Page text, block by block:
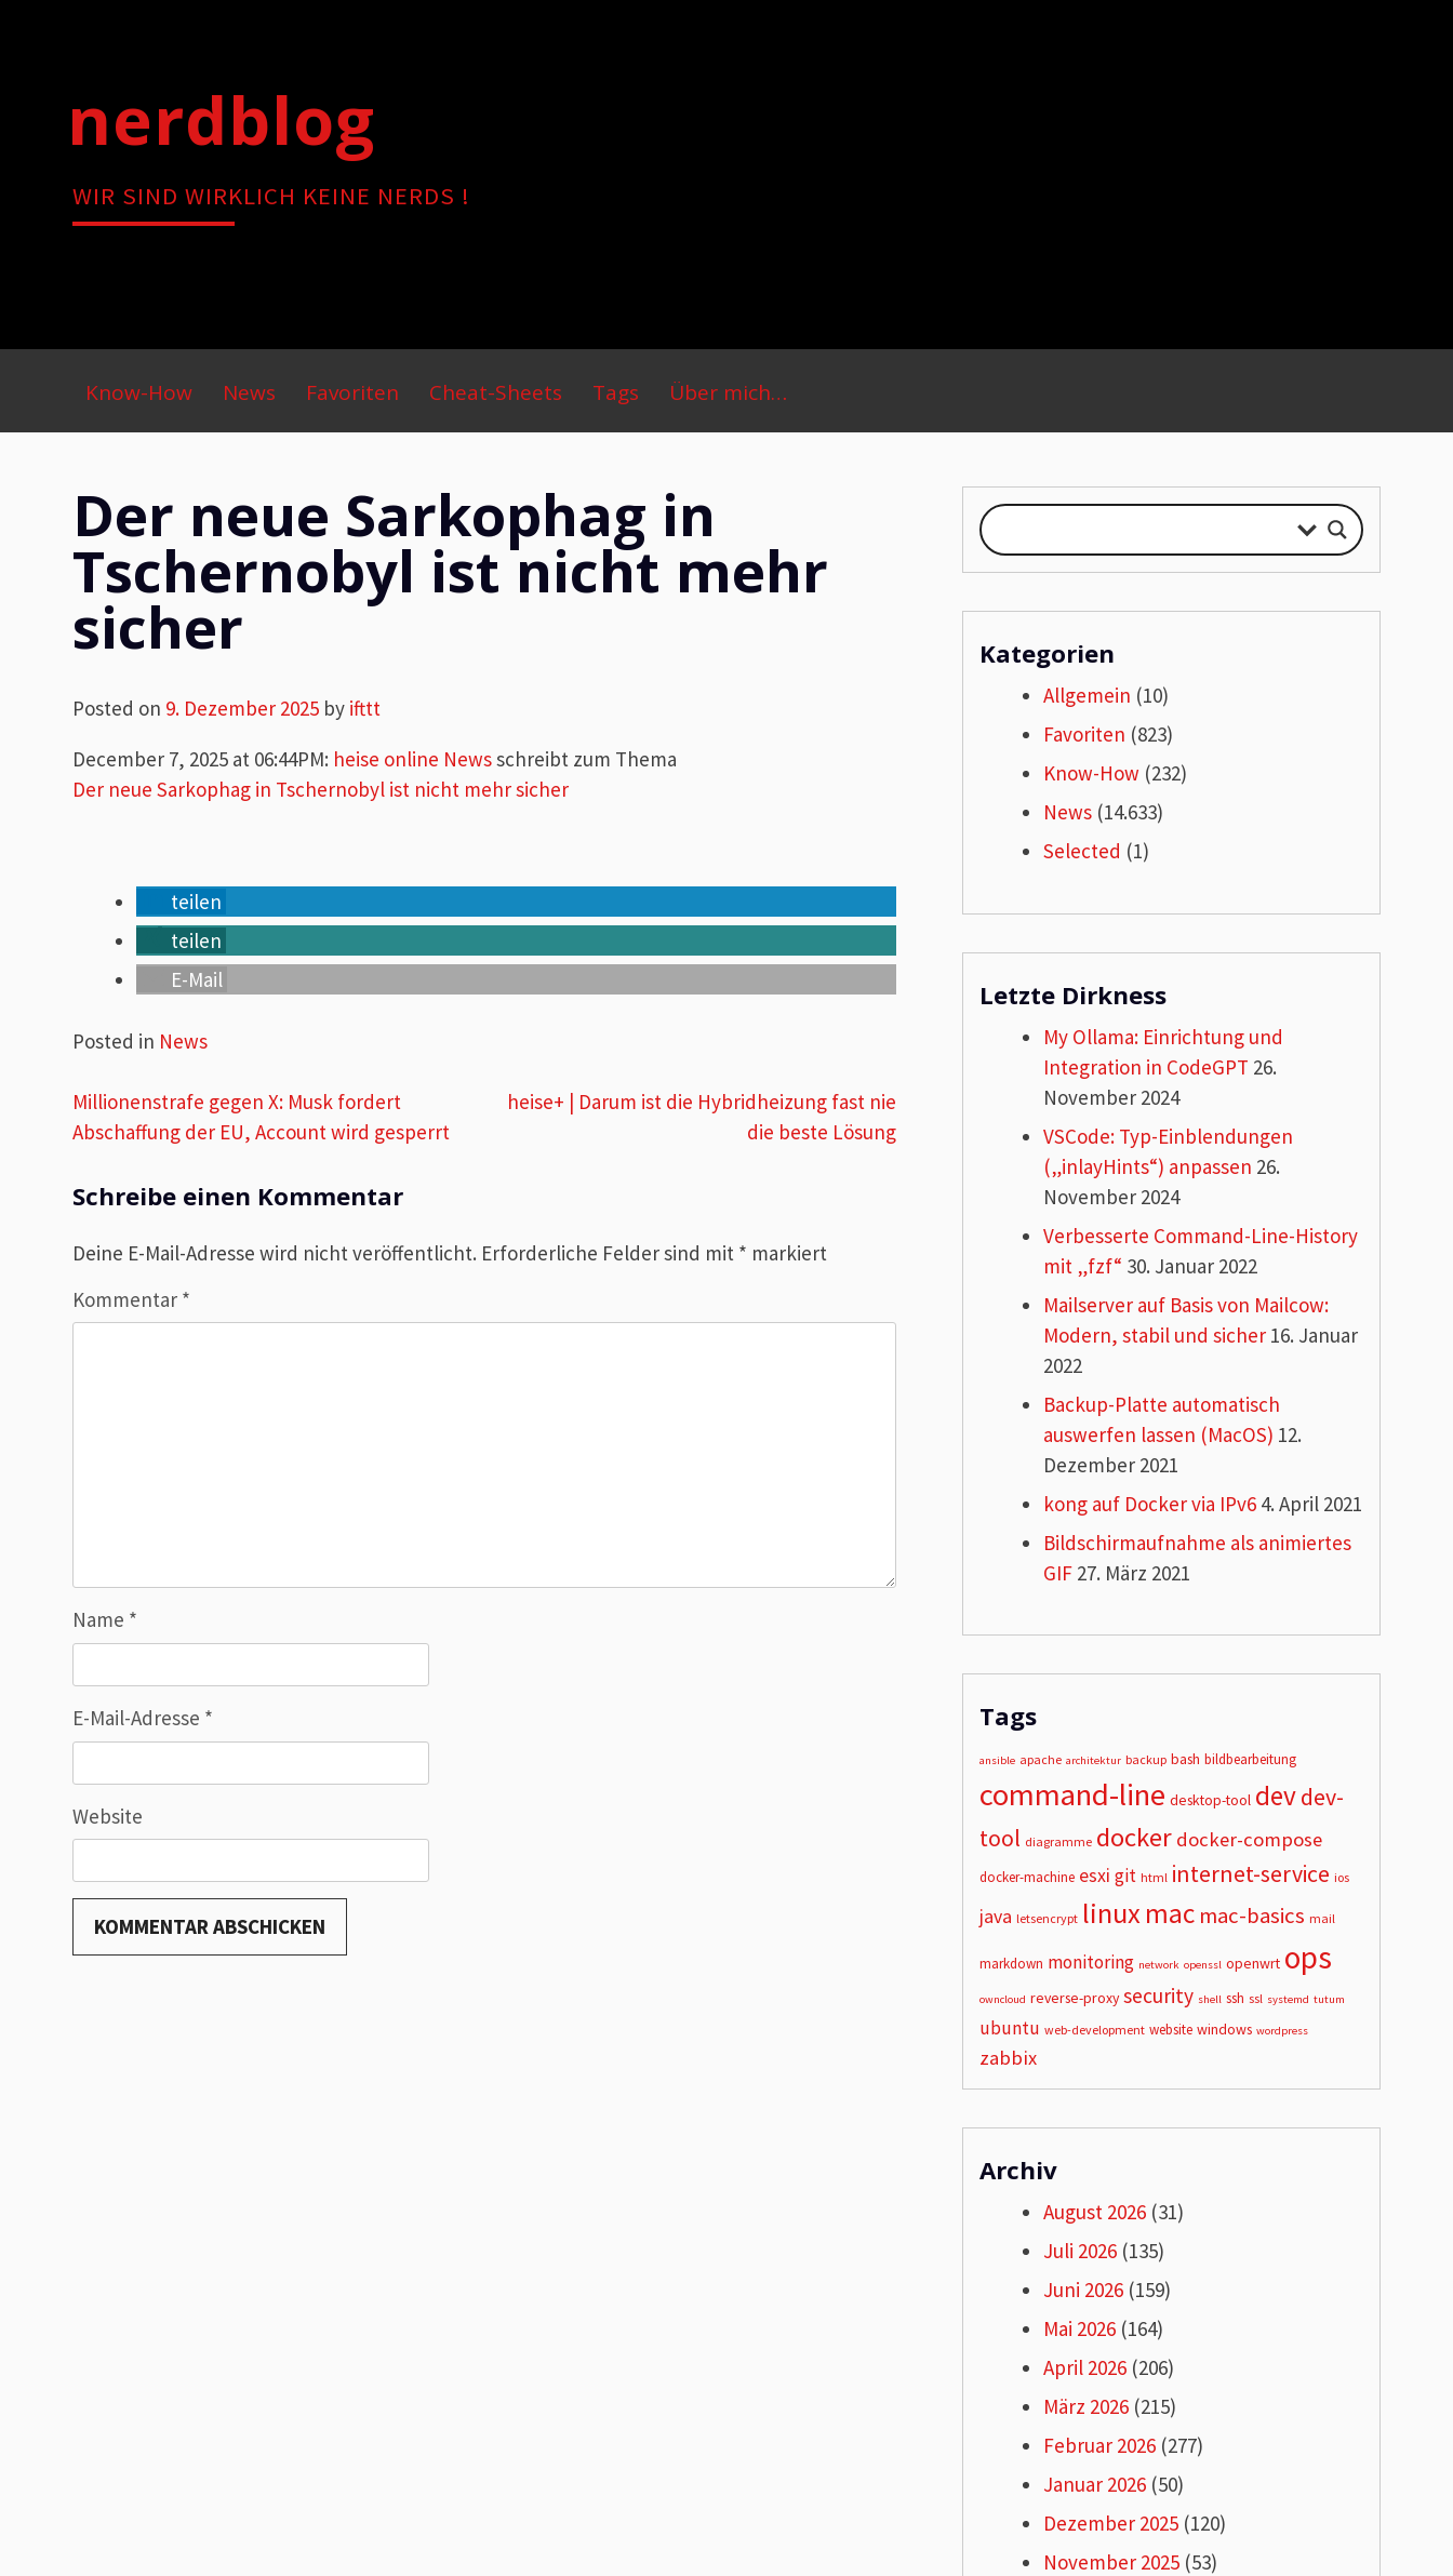
nerdblog
WIR SIND WIRKLICH KEINE NERDS !
Primary
Menu
Know-How News Favoriten Cheat-Sheets Tags Über mich…
Der neue Sarkophag in
Tschernobyl ist nicht mehr
sicher
Posted on 9. Dezember 2025 by ifttt
December 7, 2025 at 06:44PM: heise online Newsschreibt zum Thema
Der neue Sarkophag in Tschernobyl ist nicht mehr sicher
teilen
teilen
E-Mail
Posted in News
Beitragsnavigation
Millionenstrafe gegen X: Musk fordert
Abschaffung der EU, Account wird gesperrt
heise+ | Darum ist die Hybridheizung fast nie
die beste Lösung
Schreibe einen Kommentar
Deine E-Mail-Adresse wird nicht veröffentlicht. Erforderliche Felder sind mit * markiert
Kommentar *
Name *
E-Mail-Adresse *
Website
Kategorien
Allgemein (10)
Favoriten (823)
Know-How (232)
News(14.633)
Selected (1)
Letzte Dirkness
My Ollama: Einrichtung und
Integration in CodeGPT 26.
November 2024
VSCode: Typ-Einblendungen
(„inlayHints“) anpassen 26.
November 2024
Verbesserte Command-Line-History
mit „fzf“ 30. Januar 2022
Mailserver auf Basis von Mailcow:
Modern, stabil und sicher16. Januar
2022
Backup-Platte automatisch
auswerfen lassen (MacOS) 12.
Dezember 2021
kong auf Docker via IPv64. April 2021
Bildschirmaufnahme als animiertes
GIF27. März 2021
Tags
ansible apache architektur backup bash bildbearbeitung
command-line desktop-tool devdev-
tool diagramme docker docker-compose
docker-machine esxi git html internet-service ios
java letsencrypt linuxmac mac-basics mail
markdown monitoring network openssl openwrt ops
owncloud reverse-proxy security shell ssh ssl systemd tutum
ubuntu web-development website windows wordpress
zabbix
Archiv
August 2026(31)
Juli 2026(135)
Juni 2026(159)
Mai 2026(164)
April 2026(206)
März 2026(215)
Februar 2026(277)
Januar 2026(50)
Dezember 2025(120)
November 2025(53)